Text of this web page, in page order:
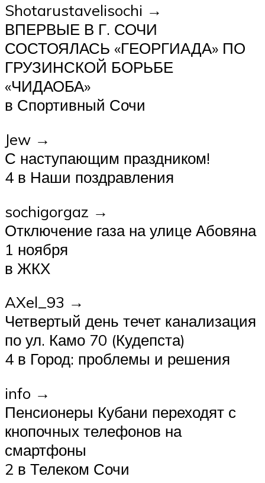
Shotarustavelisochi →
ВПЕРВЫЕ В Г. СОЧИ
СОСТОЯЛАСЬ «ГЕОРГИАДА» ПО
ГРУЗИНСКОЙ БОРЬБЕ
«ЧИДАОБА»
в Спортивный Сочи
Jew →
С наступающим праздником!
4 в Наши поздравления
sochigorgaz →
Отключение газа на улице Абовяна
1 ноября
в ЖКХ
AXel_93 →
Четвертый день течет канализация
по ул. Камо 70 (Кудепста)
4 в Город: проблемы и решения
info →
Пенсионеры Кубани переходят с
кнопочных телефонов на
смартфоны
2 в Телеком Сочи